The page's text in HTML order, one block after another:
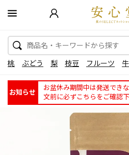
桃 ぶどう 梨 枝豆 フルーツ
お知らせ
お盆休み期間中は発送でき
文前に必ずこちらをご確認下